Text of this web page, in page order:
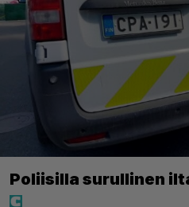
Poliisilla surullinen